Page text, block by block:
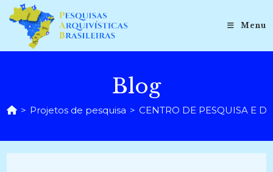
para
conteúdo
Menu
Blog
> Projetos de pesquisa > CENTRO DE PESQUISA E